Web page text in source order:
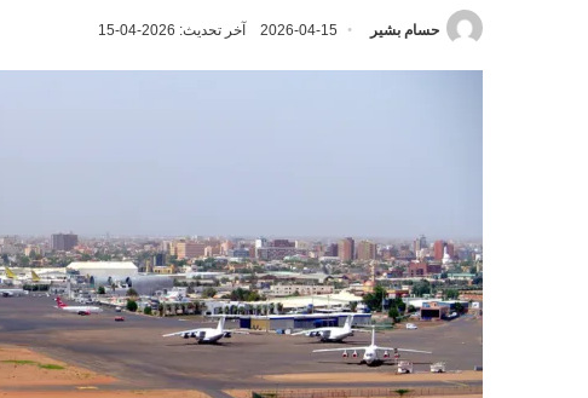
حسام بشير 2026-04-15 آخر تحديث: 2026-04-15